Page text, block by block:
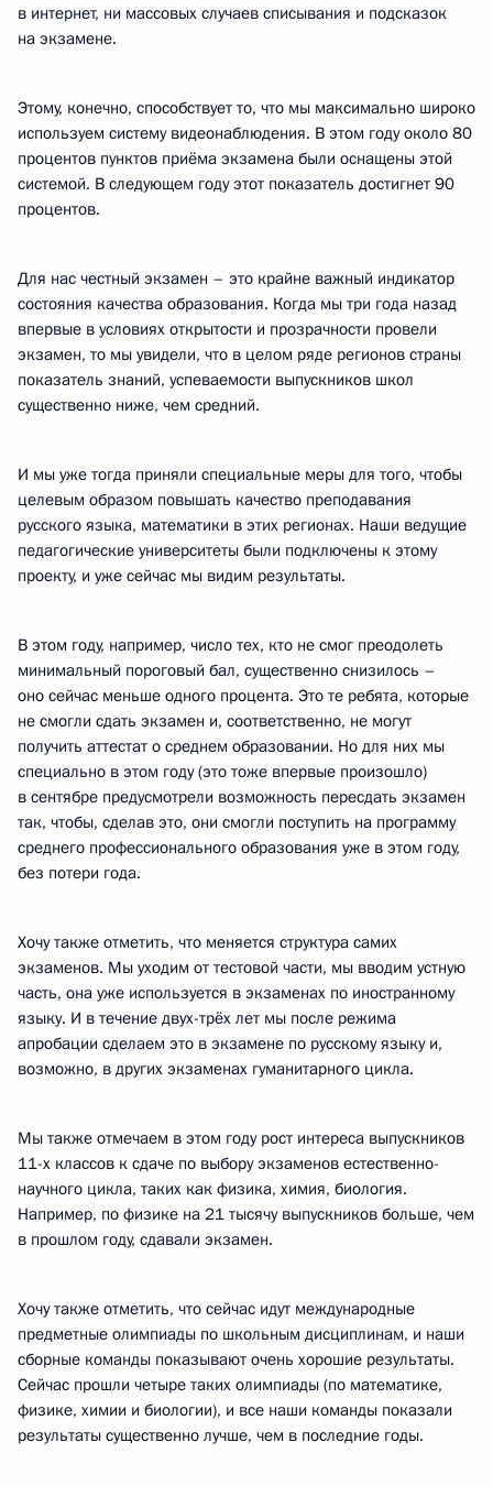
в интернет, ни массовых случаев списывания и подсказок
на экзамене.
Этому, конечно, способствует то, что мы максимально широко
используем систему видеонаблюдения. В этом году около 80
процентов пунктов приёма экзамена были оснащены этой
системой. В следующем году этот показатель достигнет 90
процентов.
Для нас честный экзамен – это крайне важный индикатор
состояния качества образования. Когда мы три года назад
впервые в условиях открытости и прозрачности провели
экзамен, то мы увидели, что в целом ряде регионов страны
показатель знаний, успеваемости выпускников школ
существенно ниже, чем средний.
И мы уже тогда приняли специальные меры для того, чтобы
целевым образом повышать качество преподавания
русского языка, математики в этих регионах. Наши ведущие
педагогические университеты были подключены к этому
проекту, и уже сейчас мы видим результаты.
В этом году, например, число тех, кто не смог преодолеть
минимальный пороговый бал, существенно снизилось –
оно сейчас меньше одного процента. Это те ребята, которые
не смогли сдать экзамен и, соответственно, не могут
получить аттестат о среднем образовании. Но для них мы
специально в этом году (это тоже впервые произошло)
в сентябре предусмотрели возможность пересдать экзамен
так, чтобы, сделав это, они смогли поступить на программу
среднего профессионального образования уже в этом году,
без потери года.
Хочу также отметить, что меняется структура самих
экзаменов. Мы уходим от тестовой части, мы вводим устную
часть, она уже используется в экзаменах по иностранному
языку. И в течение двух-трёх лет мы после режима
апробации сделаем это в экзамене по русскому языку и,
возможно, в других экзаменах гуманитарного цикла.
Мы также отмечаем в этом году рост интереса выпускников
11-х классов к сдаче по выбору экзаменов естественно-
научного цикла, таких как физика, химия, биология.
Например, по физике на 21 тысячу выпускников больше, чем
в прошлом году, сдавали экзамен.
Хочу также отметить, что сейчас идут международные
предметные олимпиады по школьным дисциплинам, и наши
сборные команды показывают очень хорошие результаты.
Сейчас прошли четыре таких олимпиады (по математике,
физике, химии и биологии), и все наши команды показали
результаты существенно лучше, чем в последние годы.